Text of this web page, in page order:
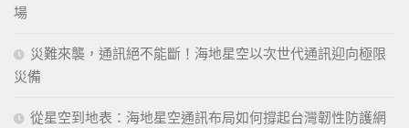
場
災難來襲，通訊絕不能斷！海地星空以次世代通訊迎向極限
災備
從星空到地表：海地星空通訊布局如何撐起台灣韌性防護網